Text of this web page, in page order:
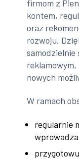
firmom z
kontem,
oraz
rozwoju.
samodzielnie
nowych
W ramach
regularnie